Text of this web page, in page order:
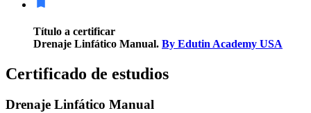
Título a certificar
Drenaje Linfático Manual. By Edutin Academy USA
Certificado de estudios
Drenaje Linfático Manual